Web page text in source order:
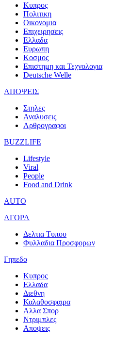
Κυπρος
Πολιτικη
Οικονομια
Επιχειρησεις
Ελλαδα
Ευρωπη
Κοσμος
Επιστημη και Τεχνολογια
Deutsche Welle
ΑΠΟΨΕΙΣ
Στηλες
Αναλυσεις
Αρθρογραφοι
BUZZLIFE
Lifestyle
Viral
People
Food and Drink
AUTO
ΑΓΟΡΑ
Δελτια Τυπου
Φυλλαδια Προσφορων
Γηπεδο
Κυπρος
Ελλαδα
Διεθνη
Καλαθοσφαιρα
Αλλα Σπορ
Ντριμπλες
Αποψεις